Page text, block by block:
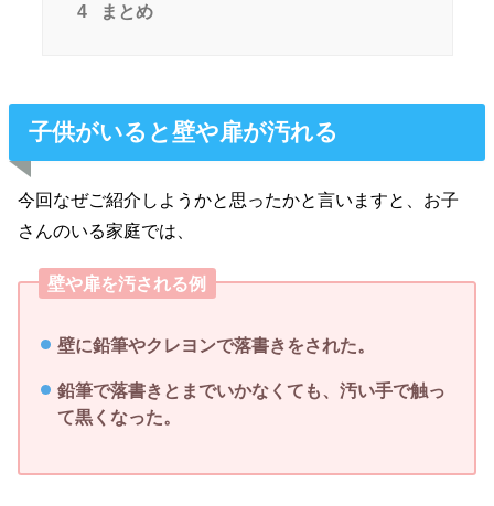
4 まとめ
子供がいると壁や扉が汚れる
今回なぜご紹介しようかと思ったかと言いますと、お子
さんのいる家庭では、
壁や扉を汚される例
壁に鉛筆やクレヨンで落書きをされた。
鉛筆で落書きとまでいかなくても、汚い手で触っ
て黒くなった。